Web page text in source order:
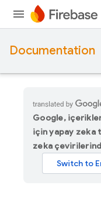
Documentation
Google,
için yapay zeka
zeka